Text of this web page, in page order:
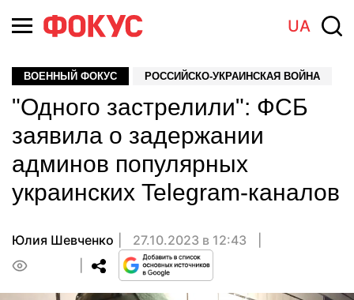
UA
ВОЕННЫЙ ФОКУС РОССИЙСКО-УКРАИНСКАЯ ВОЙНА
"Одного застрелили": ФСБ
заявила о задержании
админов популярных
украинских Telegram-каналов
Юлия Шевченко
27.10.2023 в 12:43